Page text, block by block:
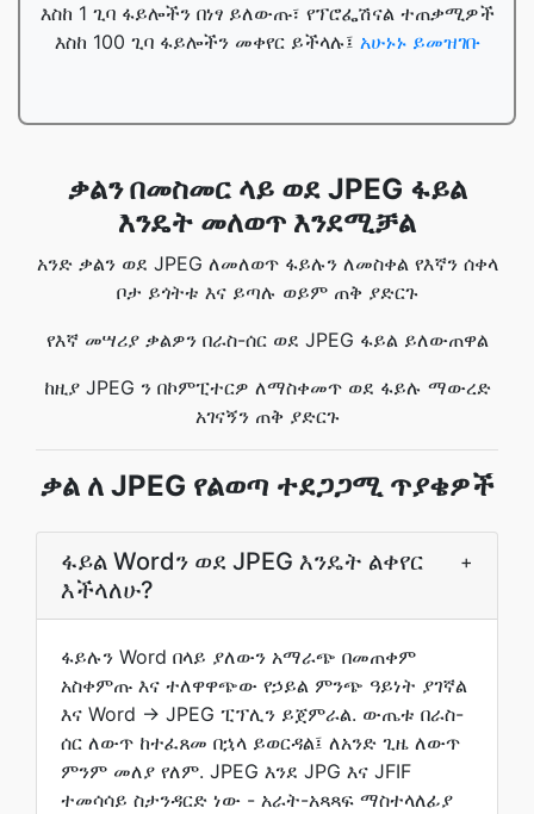
እስከ 1 ጊባ ፋይሎችን በነፃ ይለውጡ፣ የፕሮፌሽናል ተጠቃሚዎች
እስከ 100 ጊባ ፋይሎችን መቀየር ይችላሉ፤ አሁኑኑ ይመዝገቡ
ቃልን በመስመር ላይ ወደ JPEG ፋይል
እንዴት መለወጥ እንደሚቻል
አንድ ቃልን ወደ JPEG ለመለወጥ ፋይሉን ለመስቀል የእኛን ሰቀላ
ቦታ ይጎትቱ እና ይጣሉ ወይም ጠቅ ያድርጉ
የእኛ መሣሪያ ቃልዎን በራስ-ሰር ወደ JPEG ፋይል ይለውጠዋል
ከዚያ JPEG ን በኮምፒተርዎ ለማስቀመጥ ወደ ፋይሉ ማውረድ
አገናኝን ጠቅ ያድርጉ
ቃል ለ JPEG የልወጣ ተደጋጋሚ ጥያቄዎች
ፋይል Wordን ወደ JPEG እንዴት ልቀየር
እችላለሁ?
+
ፋይሉን Word በላይ ያለውን አማራጭ በመጠቀም
አስቀምጡ እና ተለዋዋጭው የኃይል ምንጭ ዓይነት ያገኛል
እና Word → JPEG ፒፕሊን ይጀምራል. ውጤቱ በራስ-
ሰር ለውጥ ከተፈጸመ በኋላ ይወርዳል፤ ለአንድ ጊዜ ለውጥ
ምንም መለያ የለም. JPEG እንደ JPG እና JFIF
ተመሳሳይ ስታንዳርድ ነው - አራት-አጻጻፍ ማስተላለፊያ